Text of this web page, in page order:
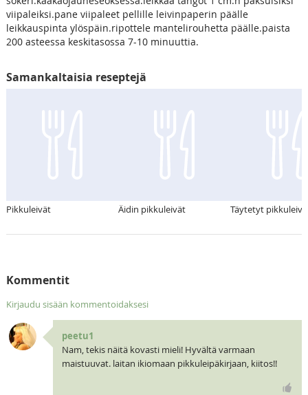
viipaleiksi.pane viipaleet pellille leivinpaperin päälle
leikkauspinta ylöspäin.ripottele mantelirouhetta päälle.paista
200 asteessa keskitasossa 7-10 minuuttia.
Samankaltaisia reseptejä
Pikkuleivät Äidin pikkuleivät Täytetyt
Kommentit
Kirjaudu sisään kommentoidaksesi
peetu1
Nam, tekis näitä kovasti mieli! Hyvältä varmaan
maistuuvat. laitan ikiomaan pikkuleipäkirjaan, kiitos!!